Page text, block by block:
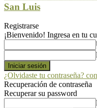
San Luis
Registrarse
¡Bienvenido! Ingresa en tu
¿Olvidaste tu contraseña?
Recuperación de contraseña
Recuperar su password